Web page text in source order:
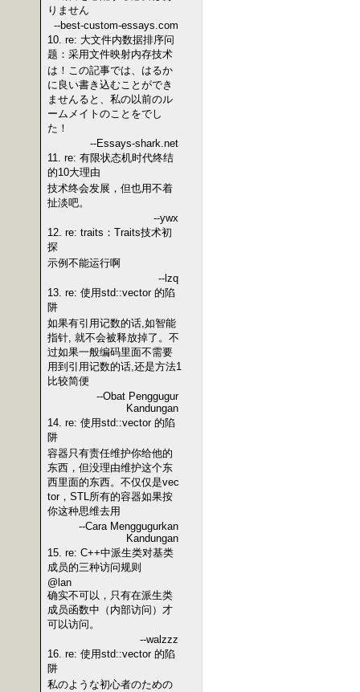
りません
--best-custom-essays.com
10. re: 大文件内数据排序问
题：采用文件映射内存技术
は！この記事では、はるか
に良い書き込むことができ
ませんると、私の以前のル
ームメイトのことをでし
た！
--Essays-shark.net
11. re: 有限状态机时代终结
的10大理由
技术终会发展，但也用不着
扯淡吧。
--ywx
12. re: traits：Traits技术初
探
示例不能运行啊
--lzq
13. re: 使用std::vector 的陷
阱
如果有引用记数的话,如智能
指针, 就不会被释放掉了。不
过如果一般编码里面不需要
用到引用记数的话,还是方法1
比较简便
--Obat Penggugur
Kandungan
14. re: 使用std::vector 的陷
阱
容器只有责任维护你给他的
东西，但没理由维护这个东
西里面的东西。不仅仅是vec
tor，STL所有的容器如果按
你这种思维去用
--Cara Menggugurkan
Kandungan
15. re: C++中派生类对基类
成员的三种访问规则
@lan
确实不可以，只有在派生类
成员函数中（内部访问）才
可以访问。
--walzzz
16. re: 使用std::vector 的陷
阱
私のような初心者のための